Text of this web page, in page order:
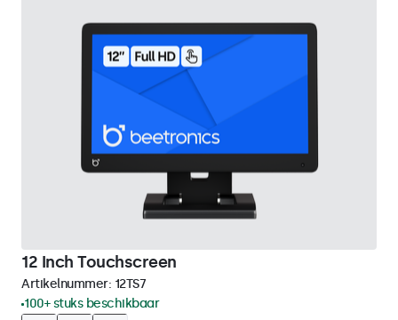
12 Inch Touchscreen
Artikelnummer: 12TS7
100+ stuks beschikbaar